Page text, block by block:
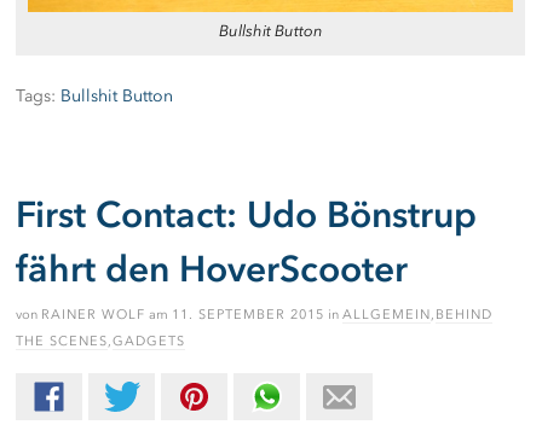
Bullshit Button
Tags: Bullshit Button
First Contact: Udo Bönstrup
fährt den HoverScooter
von RAINER WOLF am 11. SEPTEMBER 2015 inALLGEMEIN , BEHIND
THE SCENES,GADGETS